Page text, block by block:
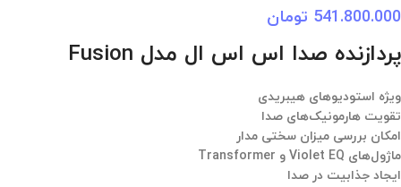
541.800.000 تومان
پردازنده صدا اس اس ال مدل Fusion
ویژه استودیوهای هیبریدی
تقویت هارمونیک‌های صدا
امکان بررسی میزان سختی مدار
ماژول‌های Violet EQ و Transformer
ایجاد جذابیت در صدا